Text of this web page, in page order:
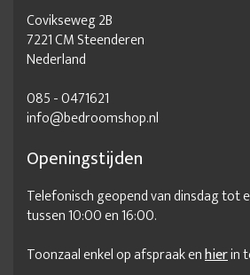
Covikseweg 2B
7221 CM Steenderen
Nederland
085 - 0471621
info@bedroomshop.nl
Openingstijden
Telefonisch geopend van dinsdag tot
tussen 10:00 en 16:00.
Toonzaal enkel op afspraak enhierin